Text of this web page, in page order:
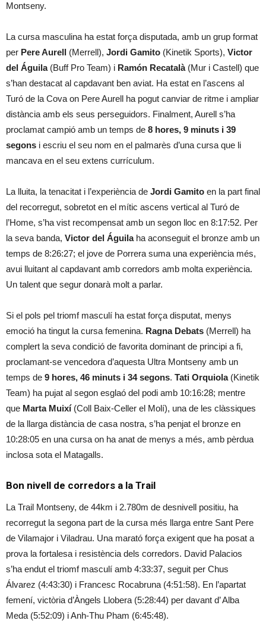
Montseny.
La cursa masculina ha estat força disputada, amb un grup format
per Pere Aurell (Merrell), Jordi Gamito (Kinetik Sports), Victor
del Águila(Buff Pro Team) i Ramón Recatalà(Mur i Castell) que
s’han destacat al capdavant ben aviat. Ha estat en l’ascens al
Turó de la Cova on Pere Aurell ha pogut canviar de ritme i ampliar
distància amb els seus perseguidors. Finalment, Aurell s’ha
proclamat campió amb un temps de 8 hores, 9 minuts i 39
segons i escriu el seu nom en el palmarès d’una cursa que li
mancava en el seu extens currículum.
La lluita, la tenacitat i l’experiència de Jordi Gamito en la part final
del recorregut, sobretot en el mític ascens vertical al Turó de
l’Home, s’ha vist recompensat amb un segon lloc en 8:17:52. Per
la seva banda, Victor del Águilaha aconseguit el bronze amb un
temps de 8:26:27; el jove de Porrera suma una experiència més,
avui lluitant al capdavant amb corredors amb molta experiència.
Un talent que segur donarà molt a parlar.
Si el pols pel triomf masculí ha estat força disputat, menys
emoció ha tingut la cursa femenina. Ragna Debats (Merrell) ha
complert la seva condició de favorita dominant de principi a fi,
proclamant-se vencedora d’aquesta Ultra Montseny amb un
temps de 9 hores, 46 minuts i 34 segons. Tati Orquiola (Kinetik
Team) ha pujat al segon esglaó del podi amb 10:16:28; mentre
que Marta Muixí (Coll Baix-Celler el Molí), una de les clàssiques
de la llarga distància de casa nostra, s’ha penjat el bronze en
10:28:05 en una cursa on ha anat de menys a més, amb pèrdua
inclosa sota el Matagalls.
Bon nivell de corredors a la Trail
La Trail Montseny, de 44km i 2.780m de desnivell positiu, ha
recorregut la segona part de la cursa més llarga entre Sant Pere
de Vilamajor i Viladrau. Una marató força exigent que ha posat a
prova la fortalesa i resistència dels corredors. David Palacios
s’ha endut el triomf masculí amb 4:33:37, seguit per Chus
Álvarez (4:43:30) i Francesc Rocabruna (4:51:58). En l’apartat
femení, victòria d’Àngels Llobera (5:28:44) per davant d’ Alba
Meda (5:52:09) i Anh-Thu Pham (6:45:48).